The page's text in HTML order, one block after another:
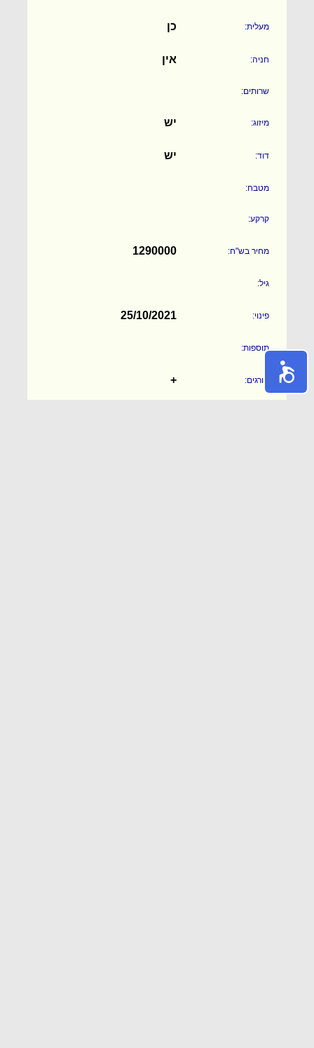
מעלית: כן
חניה: אין
שרותים:
מיזוג: יש
דוד: יש
מטבח:
קרקע:
מחיר בש"ח: 1290000
גיל:
פינוי: 25/10/2021
תוספות:
סורגים: +